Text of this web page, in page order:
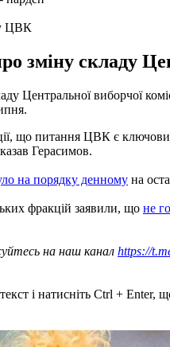
ЦВК
зміну складу
Центральної виборчої
що питання ЦВК є
Герасимов.
на порядку денному на
фракцій заявили, що не
на наш канал https://
і натисніть Ctrl + Enter,